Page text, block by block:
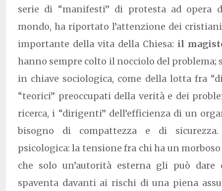
serie di “manifesti” di protesta ad
mondo, ha riportato l’attenzione dei
importante della vita della Chiesa: il
hanno sempre colto il nocciolo del problema;
in chiave sociologica, come della lotta fra
“teorici” preoccupati della verità e dei
ricerca, i “dirigenti” dell’efficienza di un
bisogno di compattezza e di
psicologica: la tensione fra chi ha un
che solo un’autorità esterna gli può
spaventa davanti ai rischi di una piena